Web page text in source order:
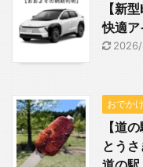
【新
快適ア
おでかけ
【道
とう